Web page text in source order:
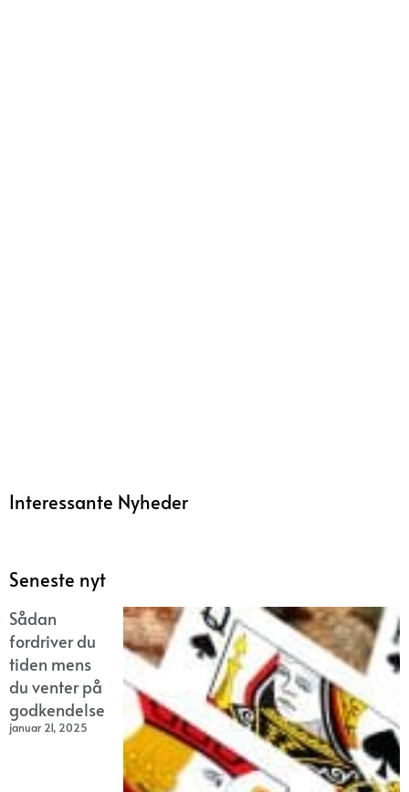
Interessante Nyheder
Seneste nyt
Sådan
fordriver du
tiden mens
du venter på
godkendelse
januar 21, 2025